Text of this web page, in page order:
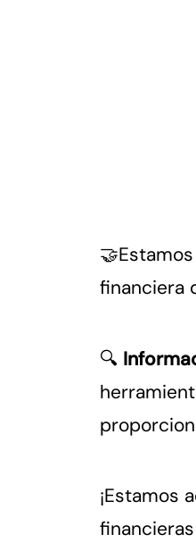
financiera
🔍
¡Estamos